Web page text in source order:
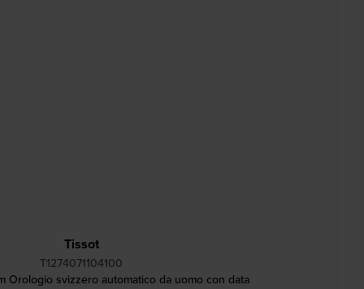
Tissot
T1274071104100
Orologio svizzero automatico da uomo con data